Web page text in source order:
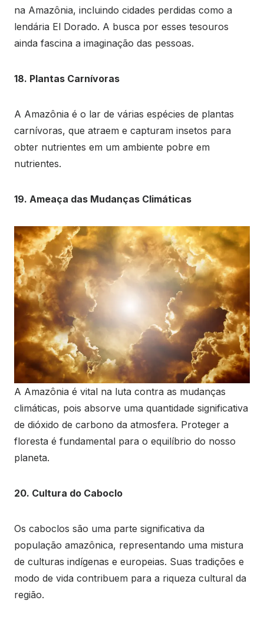
na Amazônia, incluindo cidades perdidas como a
lendária El Dorado. A busca por esses tesouros
ainda fascina a imaginação das pessoas.
18. Plantas Carnívoras
A Amazônia é o lar de várias espécies de plantas
carnívoras, que atraem e capturam insetos para
obter nutrientes em um ambiente pobre em
nutrientes.
19. Ameaça das Mudanças Climáticas
A Amazônia é vital na luta contra as mudanças
climáticas, pois absorve uma quantidade significativa
de dióxido de carbono da atmosfera. Proteger a
floresta é fundamental para o equilíbrio do nosso
planeta.
20. Cultura do Caboclo
Os caboclos são uma parte significativa da
população amazônica, representando uma mistura
de culturas indígenas e europeias. Suas tradições e
modo de vida contribuem para a riqueza cultural da
região.